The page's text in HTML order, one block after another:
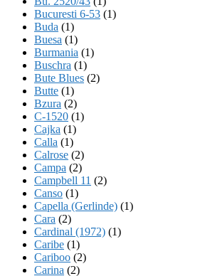
Bucuresti 6-53 (1)
Buda (1)
Buesa (1)
Burmania (1)
Buschra (1)
Bute Blues (2)
Butte (1)
Bzura (2)
C-1520 (1)
Cajka (1)
Calla (1)
Calrose (2)
Campa (2)
Campbell 11 (2)
Canso (1)
Capella (Gerlinde) (1)
Cara (2)
Cardinal (1972) (1)
Caribe (1)
Cariboo (2)
Carina (2)